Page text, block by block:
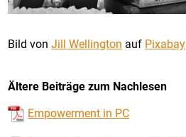
Bild vonJill Wellington auf Pixabay
Ältere Beiträge zum Nachlesen
Empowerment in PC